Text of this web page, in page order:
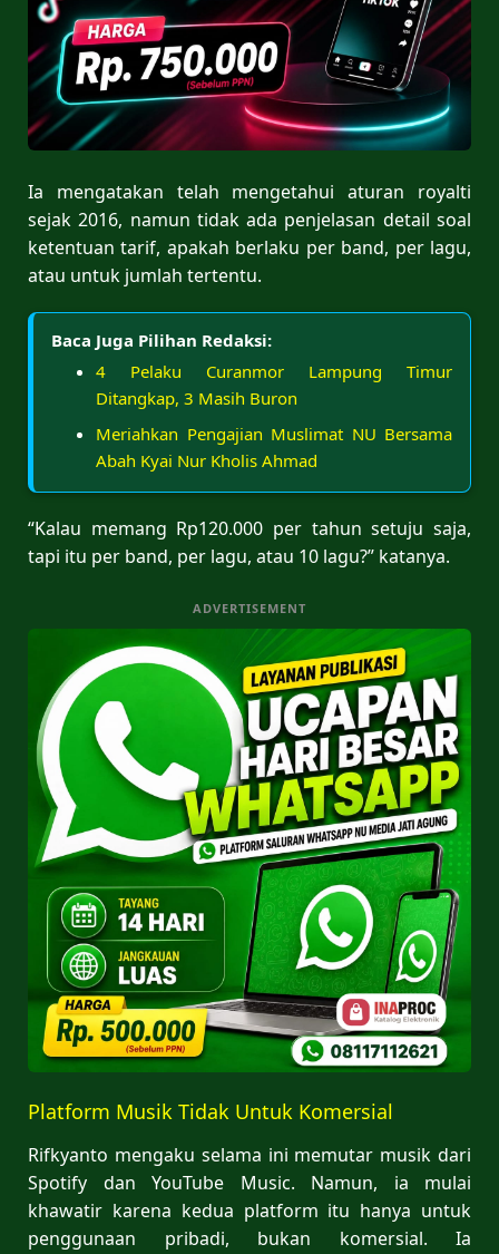
Ia mengatakan telah mengetahui aturan royalti
sejak 2016, namun tidak ada penjelasan detail soal
ketentuan tarif, apakah berlaku per band, per lagu,
atau untuk jumlah tertentu.
Baca Juga Pilihan Redaksi:
4 Pelaku Curanmor Lampung Timur
Ditangkap, 3 Masih Buron
Meriahkan Pengajian Muslimat NU Bersama
Abah Kyai Nur Kholis Ahmad
“Kalau memang Rp120.000 per tahun setuju saja,
tapi itu per band, per lagu, atau 10 lagu?” katanya.
ADVERTISEMENT
Platform Musik Tidak Untuk Komersial
Rifkyanto mengaku selama ini memutar musik dari
Spotify dan YouTube Music. Namun, ia mulai
khawatir karena kedua platform itu hanya untuk
penggunaan pribadi, bukan komersial. Ia